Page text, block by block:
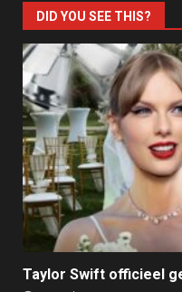
DID YOU SEE THIS?
Taylor Swift officieel